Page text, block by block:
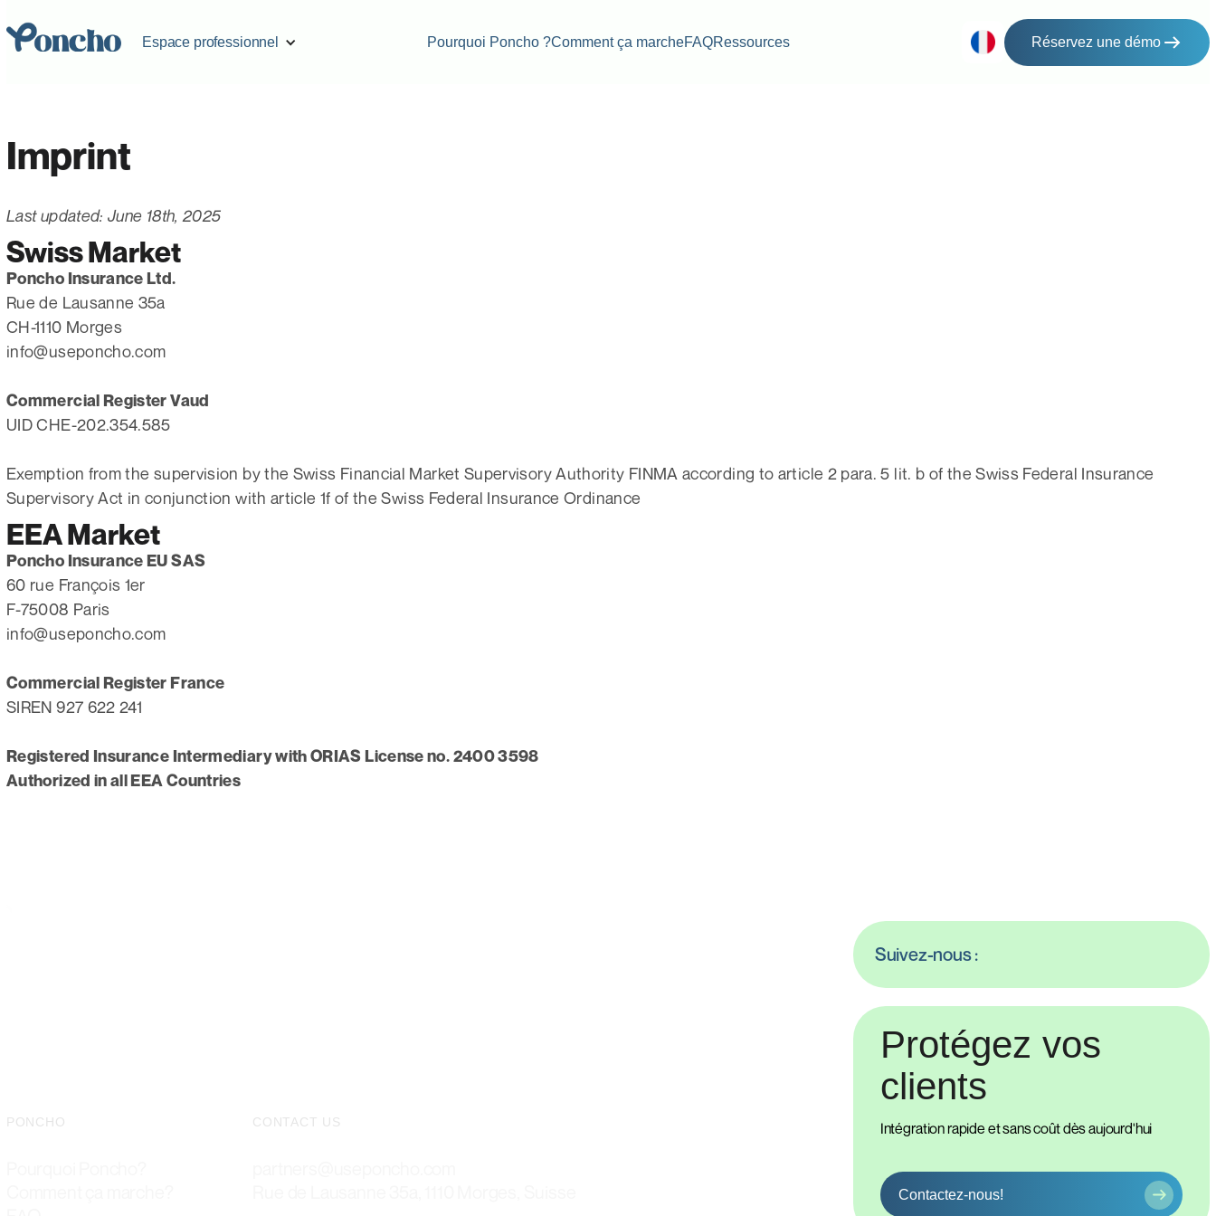
Espace professionnel Pourquoi Poncho ?Comment ça marcheFAQRessources Réservez une démo
Imprint
Last updated: June 18th, 2025
Swiss Market
Poncho Insurance Ltd.
Rue de Lausanne 35a
CH-1110 Morges
info@useponcho.com
Commercial Register Vaud
UID CHE-202.354.585
Exemption from the supervision by the Swiss Financial Market Supervisory Authority FINMA according to article 2 para. 5 lit. b of the Swiss Federal Insurance
Supervisory Act in conjunction with article 1f of the Swiss Federal Insurance Ordinance
EEA Market
Poncho Insurance EU SAS
60 rue François 1er
F-75008 Paris
info@useponcho.com
Commercial Register France
SIREN 927 622 241
Registered Insurance Intermediary with ORIAS License no. 2400 3598
Authorized in all EEA Countries
PONCHO CONTACT US
Suivez-nous :
Protégez vos
clients
Intégration rapide et sans coût dès aujourd'hui
Contactez-nous!